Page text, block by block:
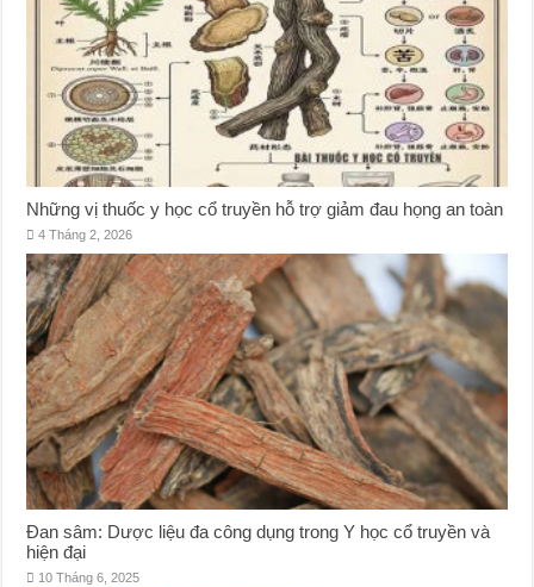
Những vị thuốc y học cổ truyền hỗ trợ giảm đau họng an toàn
4 Tháng 2, 2026
Đan sâm: Dược liệu đa công dụng trong Y học cổ truyền và
hiện đại
10 Tháng 6, 2025